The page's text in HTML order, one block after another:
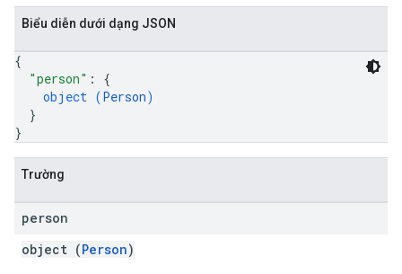
Biểu diễn dưới dạng JSON
{
"person" : {
object (Person)
}
}
Trường
person
object (Person)